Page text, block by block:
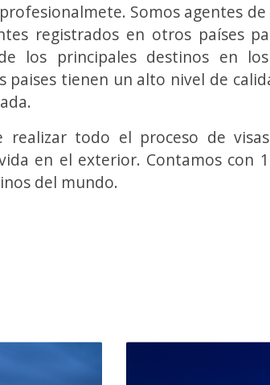
Somos agentes
registrados en otros países
los principales destinos en
paises tienen un alto nivel de
realizar todo el proceso de
en el exterior. Contamos con
del mundo.